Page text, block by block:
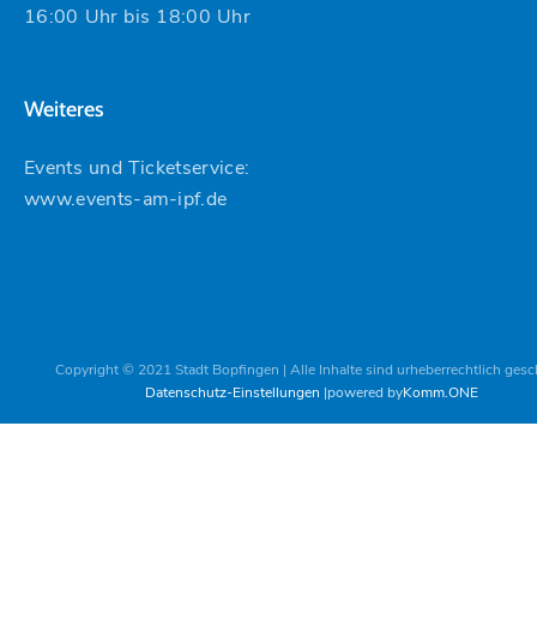
16:00 Uhr bis 18:00 Uhr
Weiteres
Events und Ticketservice:
www.events-am-ipf.de
Copyright © 2021 Stadt Bopfingen | Alle Inhalte sind urheberrechtlich
Datenschutz-Einstellungen powered byKomm.ONE